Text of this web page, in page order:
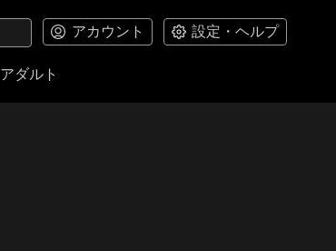
アカウント 設定・ヘルプ
アダルト